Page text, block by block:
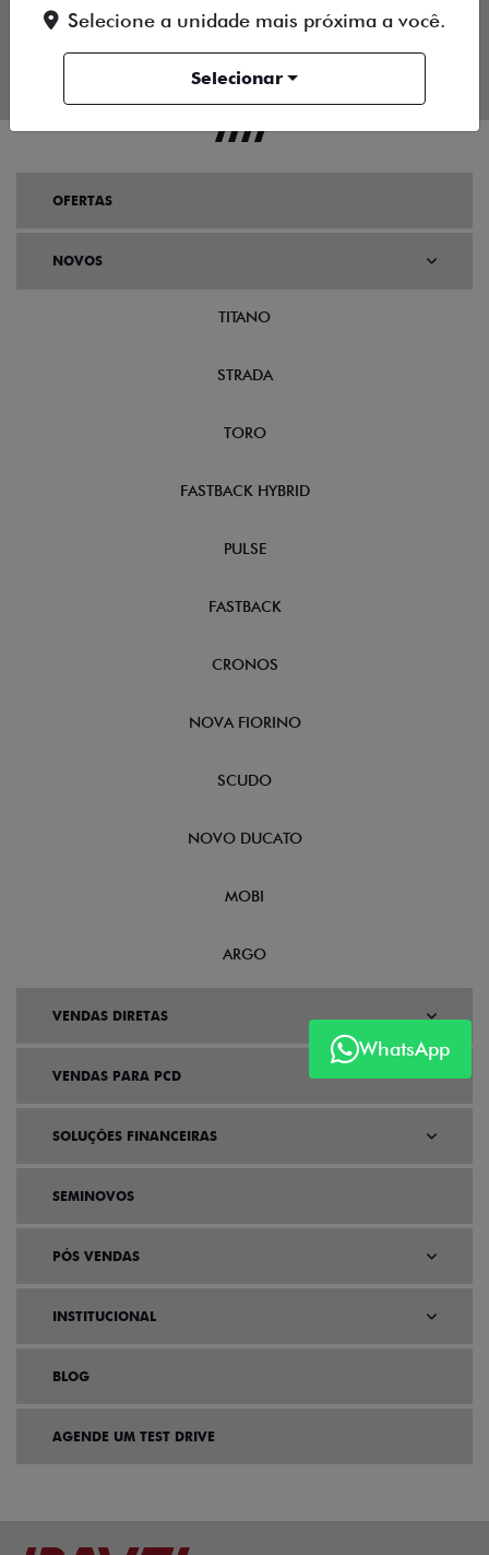
comunicações da concessionária.
ENTRAR EM CONTATO
WhatsApp
OFERTAS
NOVOS
TITANO
STRADA
TORO
FASTBACK HYBRID
PULSE
FASTBACK
CRONOS
NOVA FIORINO
SCUDO
NOVO DUCATO
MOBI
ARGO
VENDAS DIRETAS
VENDAS PARA PCD
SOLUÇÕES FINANCEIRAS
SEMINOVOS
PÓS VENDAS
INSTITUCIONAL
BLOG
AGENDE UM TEST DRIVE
Selecione a unidade mais próxima a você.
Selecionar